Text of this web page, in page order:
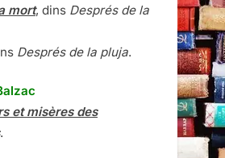
mort, dins Després de la
Després de la pluja.
et misères des
.